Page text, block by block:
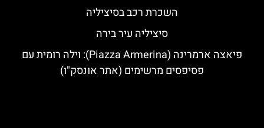
השכרת רכב בסיציליה
סיציליה עיר בירה
פיאצה ארמרינה (Piazza Armerina): וילה רומית עם
פסיפסים מרשימים (אתר אונסק"ו)